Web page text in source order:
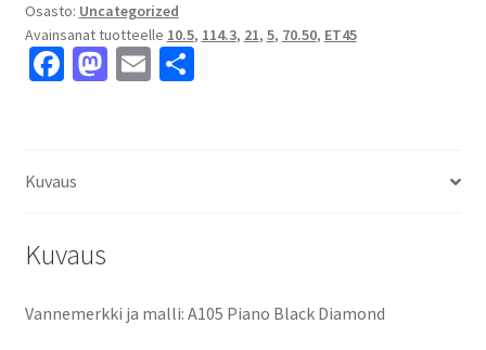
5x114.3
ET45
keskireikä:70.50
Osasto: Uncategorized
Avainsanat tuotteelle 10.5, 114.3, 21, 5, 70.50, ET45
Fa
o
M E S
Kuvaus
Kuvaus
Vannemerkki ja malli: A105 Piano Black Diamond